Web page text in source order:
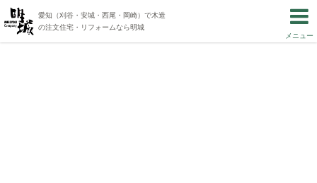
愛知（刈谷・安城・西尾・岡崎）で木造
の注文住宅・リフォームなら明城
メニュー